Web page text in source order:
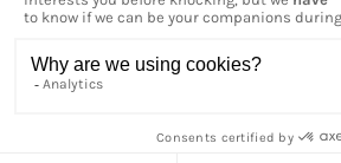
COPYRIGHT © 2026 ARTPOINT